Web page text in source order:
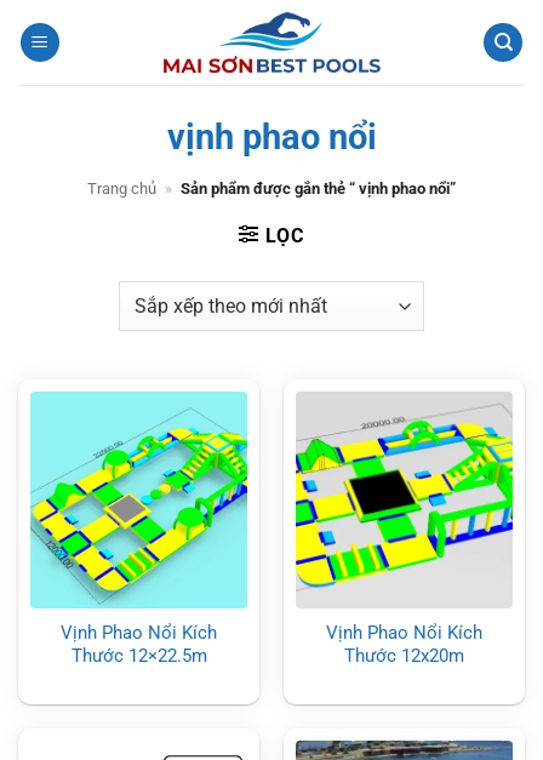
qua
vịnh phao nổi
Trang chủ » Sản phẩm được gắn thẻ “ vịnh phao nổi”
LỌC
Vịnh Phao Nổi Kích
Thước 12×22.5m
Vịnh Phao Nổi Kích
Thước 12x20m